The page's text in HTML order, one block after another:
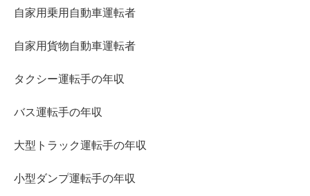
自家用乗用自動車運転者
自家用貨物自動車運転者
タクシー運転手の年収
バス運転手の年収
大型トラック運転手の年収
小型ダンプ運転手の年収